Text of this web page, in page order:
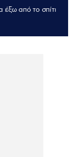
έξω από το σπίτι